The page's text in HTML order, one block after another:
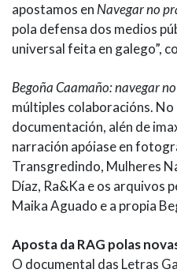
apostamos en Navegar no
pola defensa dos medios
universal feita en galego”,
Begoña Caamaño: navegar
múltiples colaboracións.
documentación, alén de
narración apóiase en
Transgredindo, Mulheres
Díaz, Ra&Ka e os arquivos
Maika Aguado e a propia
Aposta da RAG polas
O documental das Letras